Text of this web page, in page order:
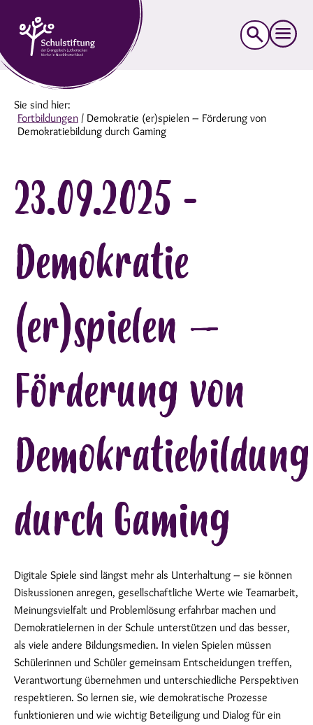
Suche
nach:
Sie sind hier:
Fortbildungen / Demokratie (er)spielen – Förderung von
Demokratiebildung durch Gaming
23.09.2025 -
Demokratie
(er)spielen –
Förderung von
Demokratiebildung
durch Gaming
Digitale Spiele sind längst mehr als Unterhaltung – sie können
Diskussionen anregen, gesellschaftliche Werte wie Teamarbeit,
Meinungsvielfalt und Problemlösung erfahrbar machen und
Demokratielernen in der Schule unterstützen und das besser,
als viele andere Bildungsmedien. In vielen Spielen müssen
Schülerinnen und Schüler gemeinsam Entscheidungen treffen,
Verantwortung übernehmen und unterschiedliche Perspektiven
respektieren. So lernen sie, wie demokratische Prozesse
funktionieren und wie wichtig Beteiligung und Dialog für ein